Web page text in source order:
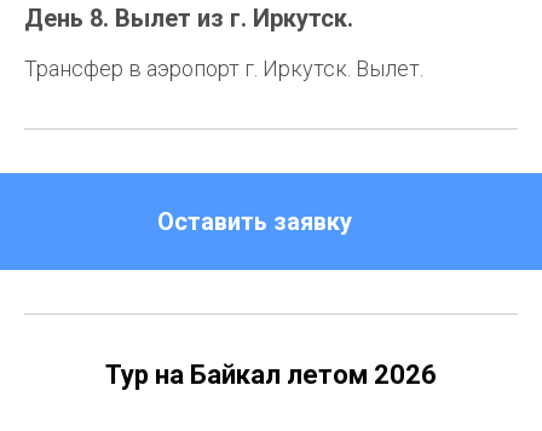
День 8. Вылет из г. Иркутск.
Трансфер в аэропорт г. Иркутск. Вылет.
Оставить заявку
Тур на Байкал летом 2026